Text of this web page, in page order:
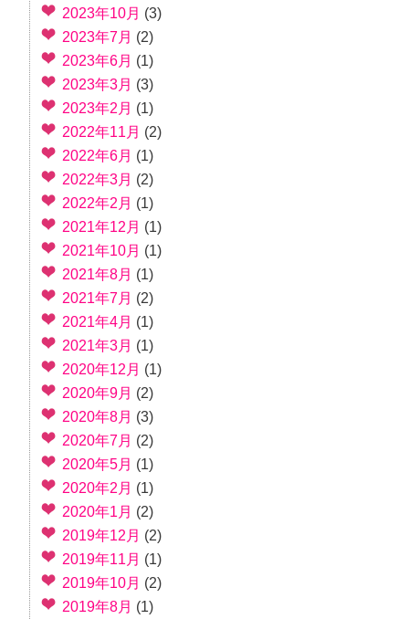
2023年10月 (3)
2023年7月 (2)
2023年6月 (1)
2023年3月 (3)
2023年2月 (1)
2022年11月 (2)
2022年6月 (1)
2022年3月 (2)
2022年2月 (1)
2021年12月 (1)
2021年10月 (1)
2021年8月 (1)
2021年7月 (2)
2021年4月 (1)
2021年3月 (1)
2020年12月 (1)
2020年9月 (2)
2020年8月 (3)
2020年7月 (2)
2020年5月 (1)
2020年2月 (1)
2020年1月 (2)
2019年12月 (2)
2019年11月 (1)
2019年10月 (2)
2019年8月 (1)